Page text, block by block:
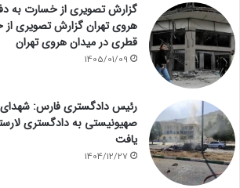
گزارش تصویری از خسارت به
هروی تهران گزارش تصویری از
قطری در میدان هروی تهران
1405/01/09
رئیس دادگستری فارس:
یافت
1404/12/27